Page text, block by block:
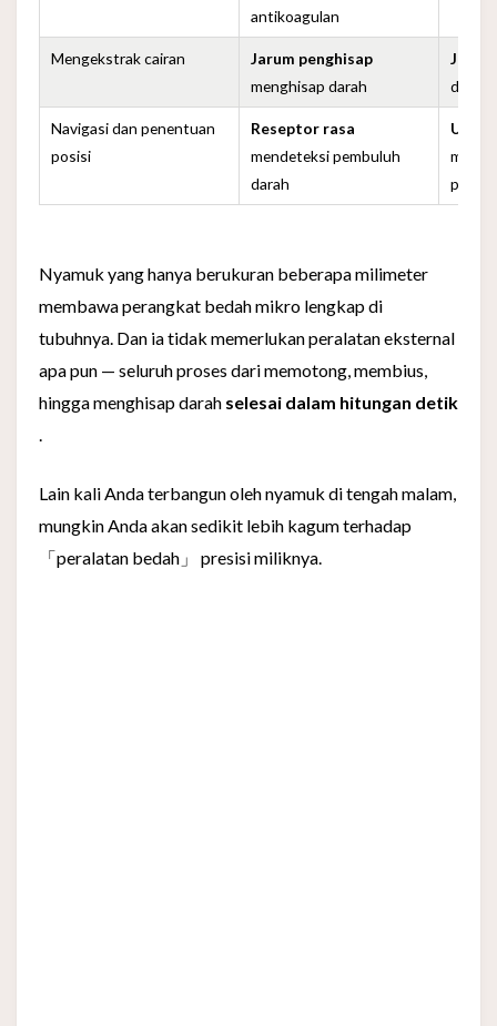
antikoagulan
Mengekstrak cairan
Jarum penghisap
menghisap darah
Jarum
darah
Navigasi dan penentuan
posisi
Reseptor rasa
mendeteksi pembuluh
darah
posisi
Nyamuk yang hanya berukuran beberapa milimeter
membawa perangkat bedah mikro lengkap di
tubuhnya. Dan ia tidak memerlukan peralatan eksternal
apa pun — seluruh proses dari memotong, membius,
hingga menghisap darah selesai dalam hitungan detik
.
Lain kali Anda terbangun oleh nyamuk di tengah malam,
mungkin Anda akan sedikit lebih kagum terhadap
「peralatan bedah」 presisi miliknya.